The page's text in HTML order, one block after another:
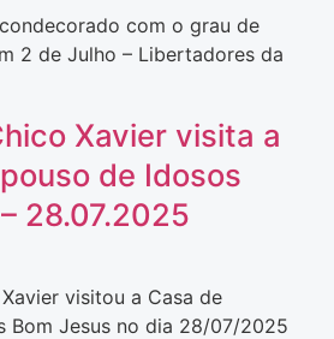
com o grau de
2 de Julho – Libertadores da
Xavier visita a
de Idosos
28.07.2025
visitou a Casa de
Bom Jesus no dia 28/07/2025